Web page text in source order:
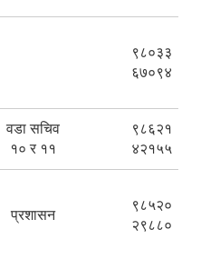
९८०३३
६७०९४
वडा सचिव
१० र ११
९८६२१
४२१५५
प्रशासन
९८५२०
२९८८०